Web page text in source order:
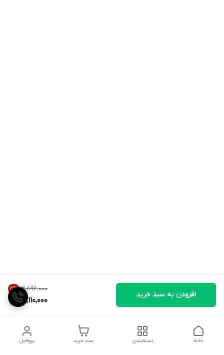
۱۳٬۸۹۶٬۰۰۰ 5%
13,110,000
افزودن به سبد خرید
پروفایل سبد خرید دسته‌بندی خانه